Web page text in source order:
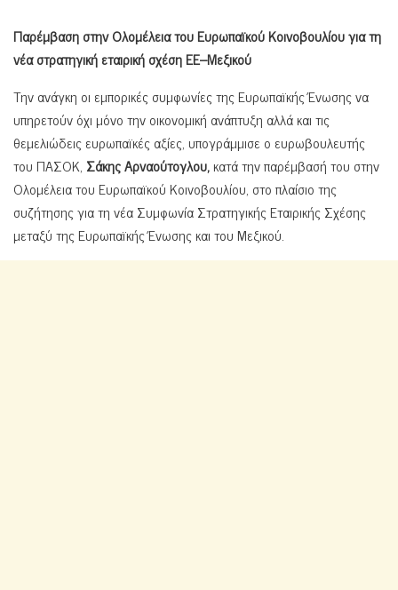
Παρέμβαση στην Ολομέλεια του Ευρωπαϊκού Κοινοβουλίου για τη
νέα στρατηγική εταιρική σχέση ΕΕ–Μεξικού
Την ανάγκη οι εμπορικές συμφωνίες της Ευρωπαϊκής Ένωσης να
υπηρετούν όχι μόνο την οικονομική ανάπτυξη αλλά και τις
θεμελιώδεις ευρωπαϊκές αξίες, υπογράμμισε ο ευρωβουλευτής
του ΠΑΣΟΚ, Σάκης Αρναούτογλου,κατά την παρέμβασή του στην
Ολομέλεια του Ευρωπαϊκού Κοινοβουλίου, στο πλαίσιο της
συζήτησης για τη νέα Συμφωνία Στρατηγικής Εταιρικής Σχέσης
μεταξύ της Ευρωπαϊκής Ένωσης και του Μεξικού.